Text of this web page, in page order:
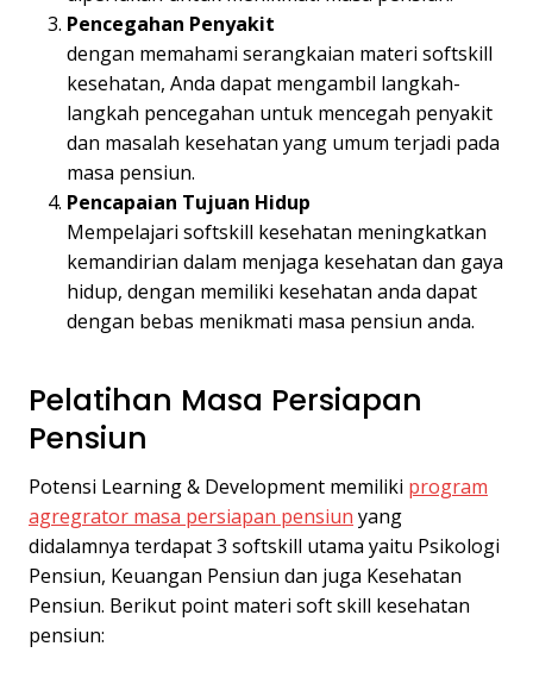
Pencegahan Penyakit
dengan memahami serangkaian materi softskill
kesehatan, Anda dapat mengambil langkah-
langkah pencegahan untuk mencegah penyakit
dan masalah kesehatan yang umum terjadi pada
masa pensiun.
Pencapaian Tujuan Hidup
Mempelajari softskill kesehatan meningkatkan
kemandirian dalam menjaga kesehatan dan gaya
hidup, dengan memiliki kesehatan anda dapat
dengan bebas menikmati masa pensiun anda.
Pelatihan Masa Persiapan
Pensiun
Potensi Learning & Development memiliki program
agregrator masa persiapan pensiun yang
didalamnya terdapat 3 softskill utama yaitu Psikologi
Pensiun, Keuangan Pensiun dan juga Kesehatan
Pensiun. Berikut point materi soft skill kesehatan
pensiun: